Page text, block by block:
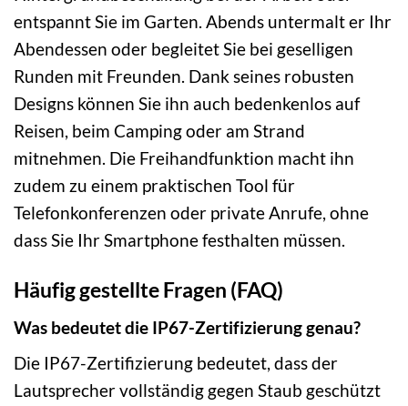
entspannt Sie im Garten. Abends untermalt er Ihr
Abendessen oder begleitet Sie bei geselligen
Runden mit Freunden. Dank seines robusten
Designs können Sie ihn auch bedenkenlos auf
Reisen, beim Camping oder am Strand
mitnehmen. Die Freihandfunktion macht ihn
zudem zu einem praktischen Tool für
Telefonkonferenzen oder private Anrufe, ohne
dass Sie Ihr Smartphone festhalten müssen.
Häufig gestellte Fragen (FAQ)
Was bedeutet die IP67-Zertifizierung genau?
Die IP67-Zertifizierung bedeutet, dass der
Lautsprecher vollständig gegen Staub geschützt